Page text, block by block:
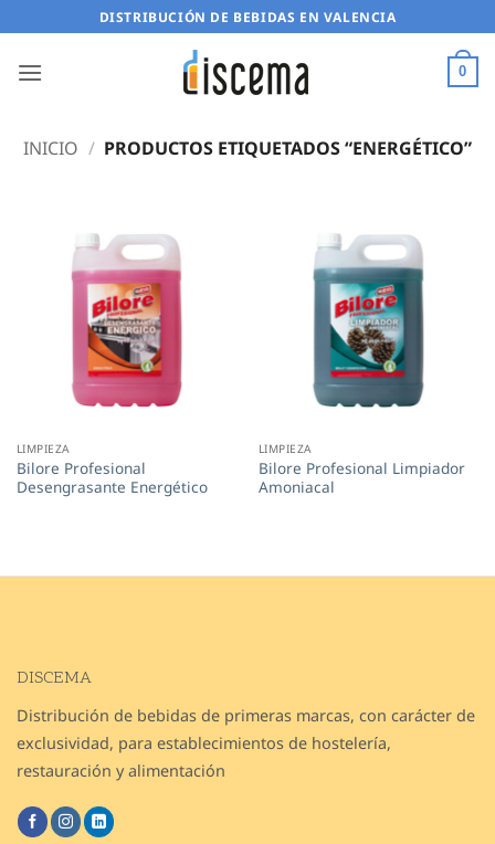
al
contenido
DISTRIBUCIÓN DE BEBIDAS EN VALENCIA
0
INICIO / PRODUCTOS ETIQUETADOS “ENERGÉTICO”
LIMPIEZA
Bilore Profesional
Desengrasante Energético
LIMPIEZA
Bilore Profesional Limpiador
Amoniacal
DISCEMA
Distribución de bebidas de primeras marcas, con carácter de
exclusividad, para establecimientos de hostelería,
restauración y alimentación